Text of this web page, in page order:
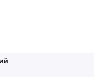
аромат для
высокие
аккорд.